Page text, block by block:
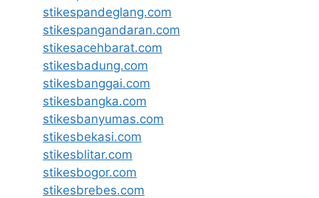
stikespandeglang.com
stikespangandaran.com
stikesacehbarat.com
stikesbadung.com
stikesbanggai.com
stikesbangka.com
stikesbanyumas.com
stikesbekasi.com
stikesblitar.com
stikesbogor.com
stikesbrebes.com